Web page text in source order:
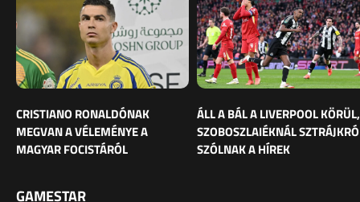
CRISTIANO RONALDÓNAK
MEGVAN A VÉLEMÉNYE A
MAGYAR FOCISTÁRÓL
ÁLL A BÁL A LIVERPOOL KÖRÜL,
SZOBOSZLAIÉKNÁL
SZÓLNAK A HÍREK
GAMESTAR